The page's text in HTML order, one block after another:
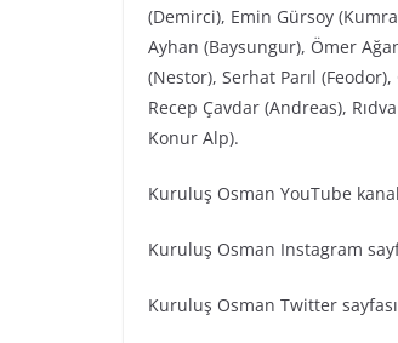
(Demirci), Emin Gürsoy
Ayhan (Baysungur), Ömer
(Nestor), Serhat Parıl
Recep Çavdar (Andreas),
Konur Alp).
Kuruluş Osman YouTube
Kuruluş Osman Instagram
Kuruluş Osman Twitter